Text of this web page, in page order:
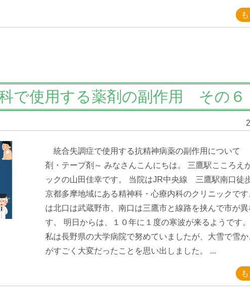
で使用する薬剤の副作用 その６
統合失調症で使用する抗精神病薬の副作用について
剤・テープ剤～ みなさんこんにちは。 三鷹駅こころえ
ックの山田佳幸です。 当院はJR中央線 三鷹駅南口徒
京都多摩地域にある精神科・心療内科のクリニックです
は北口は武蔵野市、南口は三鷹市と線路を挟んで市が異
す。 明日からは、１０年に１度の寒波が来るようです
私は長野県の大学病院で努めていましたが、大雪で雪
がすごく大変だったことを思い出しました。 ...